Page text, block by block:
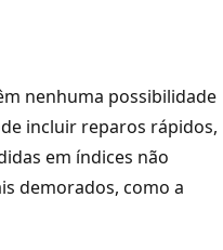
nenhuma possibilidade
incluir reparos rápidos,
em índices não
demorados, como a